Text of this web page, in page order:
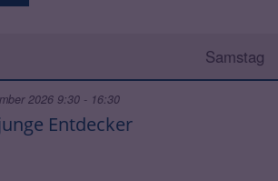
Samstag
Entdecker
2026 9:30 - 16:30